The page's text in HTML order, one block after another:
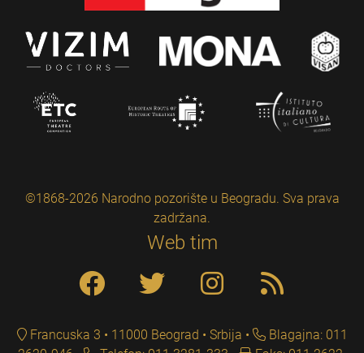
©1868-2026 Narodno pozorište u Beogradu. Sva prava
zadržana.
Web tim
Francuska 3 • 11000 Beograd • Srbija
Blagajna: 011